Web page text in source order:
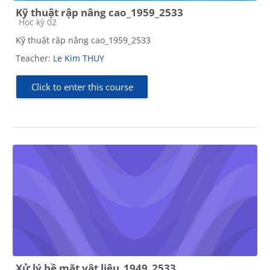
Kỹ thuật rập nâng cao_1959_2533
Course category
Học kỳ 02
Kỹ thuật rập nâng cao_1959_2533
Teacher: Le Kim THUY
Click to enter this course